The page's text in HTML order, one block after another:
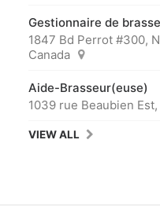
Gestionnaire de
1847 Bd Perrot #300,
Canada
Aide-Brasseur(euse)
1039 rue Beaubien
VIEW ALL